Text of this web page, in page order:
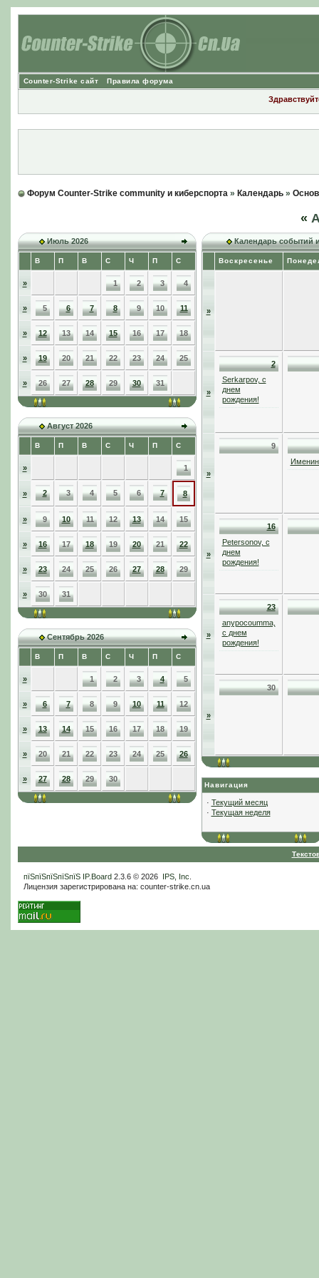
Counter-Strike сайт Правила форума
Форум Counter-Strike community и киберспорта» Календарь»
«
Июль 2026
В П В С Ч П С
» 1 2 3 4
» 5 6 7 8 9 10 11
» 12 13 14 15 16 17 18
» 19 20 21 22 23 24 25
» 26 27 28 29 30 31
Август 2026
В П В С Ч П С
» 1
» 2 3 4 5 6 7 8
» 9 10 11 12 13 14 15
» 16 17 18 19 20 21 22
» 23 24 25 26 27 28 29
» 30 31
Сентябрь 2026
В П В С Ч П С
» 1 2 3 4 5
» 6 7 8 9 10 11 12
» 13 14 15 16 17 18 19
» 20 21 22 23 24 25 26
» 27 28 29 30
Календарь событий
Воскресенье
»
»
2
Serkarpov, с
днем
рождения!
»
9
»
16
Petersonov, с
днем
рождения!
»
23
anypocoumma,
с днем
рождения!
»
30
Навигация
· Текущий месяц
· Текущая неделя
пїЅпїЅпїЅпїЅпїЅ IP.Board2.3.6 © 2026 IPS, Inc
Лицензия зарегистрирована на: counter-strike.cn.ua